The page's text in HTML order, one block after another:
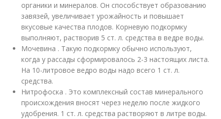
органики и минералов. Он способствует образованию
завязей, увеличивает урожайность и повышает
вкусовые качества плодов. Корневую подкормку
выполняют, растворив 5 ст. л. средства в ведре воды.
Мочевина . Такую подкормку обычно используют,
когда у рассады сформировалось 2-3 настоящих листа.
На 10-литровое ведро воды надо всего 1 ст. л.
средства.
Нитрофоска . Это комплексный состав минерального
происхождения вносят через неделю после жидкого
удобрения. 1 ст. л. средства растворяют в литре воды.